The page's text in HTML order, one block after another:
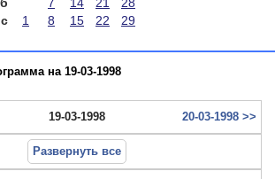
1 8 15 22 29
на 19-03-1998
19-03-1998 20-03-1998 >>
Развернуть все